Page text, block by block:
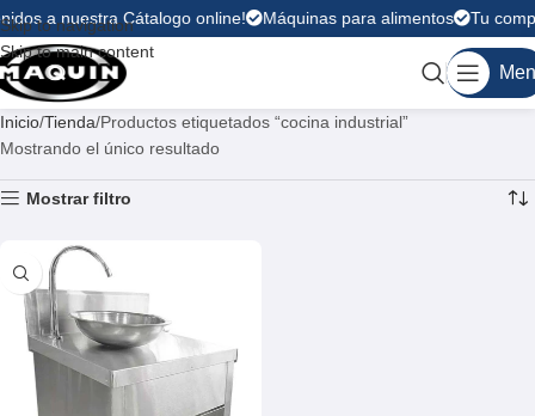
Skip to navigation
Skip to main content
a nuestra Cátalogo online! Máquinas para alimentos Tu
Inicio Tienda Productos etiquetados “cocina industrial”
Mostrando el único resultado
Mostrar filtro